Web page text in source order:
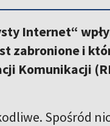
Internet“
zabronione i
Komunikacji
Spośród